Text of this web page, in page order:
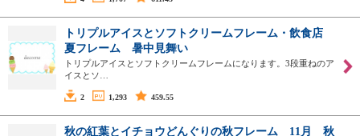
トリプルアイスとソフトクリームフレーム・飲食店
夏フレーム 暑中見舞い
トリプルアイスとソフトクリームフレームになります。3段重ねのア
イスとソ…
2 1,293 459.55
秋の紅葉とイチョウどんぐりの秋フレーム 11月 秋